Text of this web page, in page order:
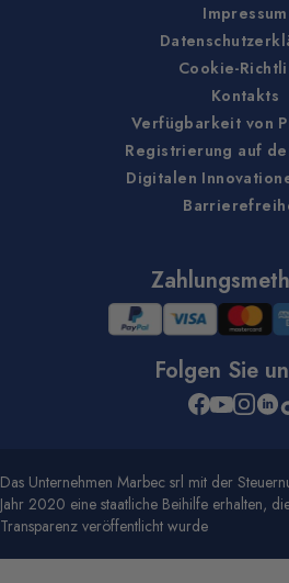
Impressum
Cookie-
Kontakts
Verfügbarkeit von
Registrierung auf
Digitalen
Folgen Sie
Das Unternehmen Marbec srl mit der
Jahr 2020 eine staatliche Beihilfe erhalten,
Transparenz veröffentlicht wurde